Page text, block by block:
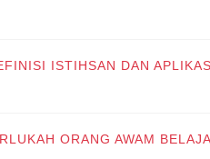
ISTIHSAN DAN
ORANG AWAM